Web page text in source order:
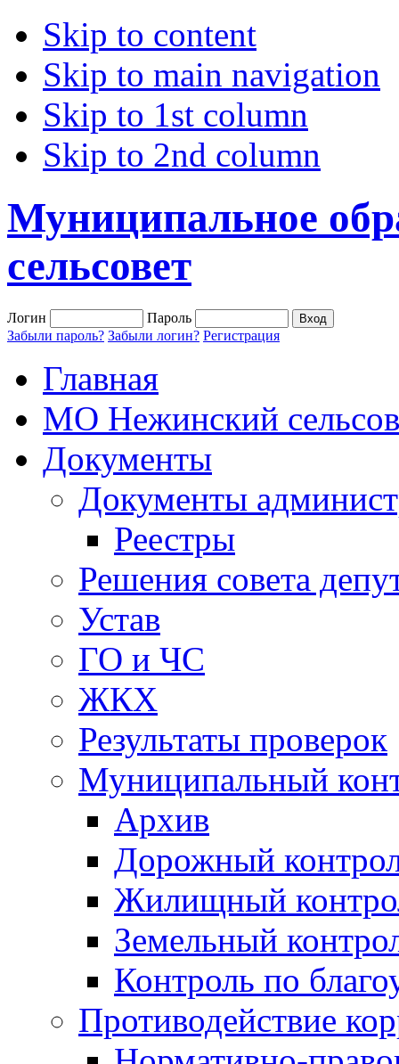
Skip to content
Skip to main navigation
Skip to 1st column
Skip to 2nd column
Муниципальное
сельсовет
Логин
Пароль
Забыли пароль? Забыли логин? Регистрация
Главная
МО Нежинский
Документы
Документы
Реестры
Решения совета
Устав
ГО и ЧС
ЖКХ
Результаты проверок
Муниципальный
Архив
Дорожный
Жилищный
Земельный
Контроль по
Противодействие